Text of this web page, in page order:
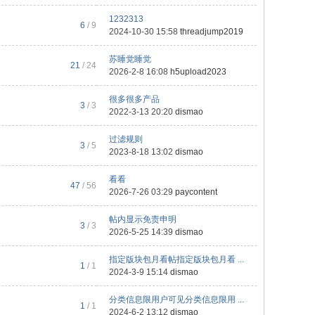
6 / 9
1232313
2024-10-30 15:58 threadjump2019
21 / 24
苏睡觉睡觉
2026-2-8 16:08 h5upload2023
3 / 3
很多很多产品
2022-3-13 20:20 dismao
3 / 5
过滤规则
2023-8-18 13:02 dismao
47 / 56
看看
2026-7-26 03:29 paycontent
3 / 3
帖内显示免责申明
2026-5-25 14:39 dismao
1 / 1
指定版块包月看帖指定版块包月看 ...
2024-3-9 15:14 dismao
1 / 1
分类信息限用户可见分类信息限用 ...
2024-6-2 13:12 dismao